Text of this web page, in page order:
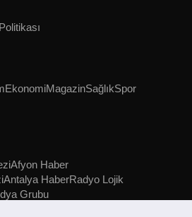
EkonomiMagazinSağlıkSpor
Afyon Haber
Antalya HaberRadyo Lojik
Grubu